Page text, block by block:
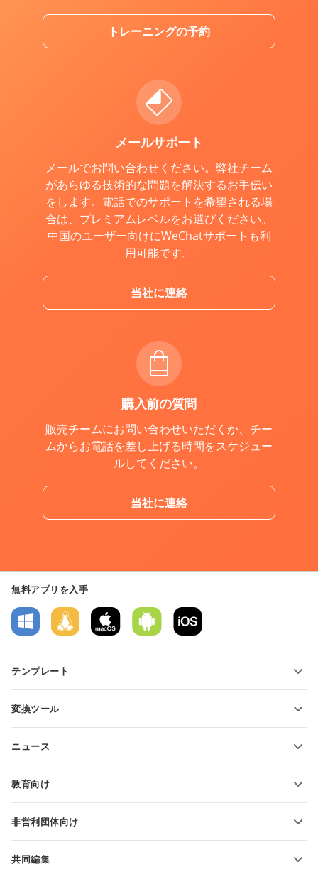
トレーニングの予約
メールサポート
メールでお問い合わせください。弊社チーム
があらゆる技術的な問題を解決するお手伝い
をします。電話でのサポートを希望される場
合は、プレミアムレベルをお選びください。
中国のユーザー向けにWeChatサポートも利
用可能です。
当社に連絡
購入前の質問
販売チームにお問い合わせいただくか、チー
ムからお電話を差し上げる時間をスケジュー
ルしてください。
当社に連絡
無料アプリを入手
テンプレート
テキスト文書テンプレート
変換ツール
スプレッドシートの変換
PDFの変換
ニュース
教育向け
教育関係者向け
非営利団体向け
無料アカウントをリクエスト
共同編集